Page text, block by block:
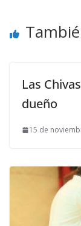
Las
dueño
15 de